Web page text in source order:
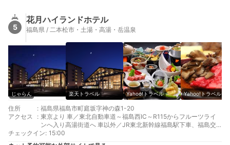
5
花月ハイランドホテル
福島県 / 二本松市・土湯・高湯・岳温泉
じゃらん 楽天トラベル Yahoo!トラベル Yahoo!トラベル
住所 : 福島県福島市町庭坂字神の森1-20
アクセス
: 東京より 車／東北自動車道～福島西IC～R115からフルーツライ
ンへ入り高湯街道へ 車以外／JR東北新幹線福島駅下車、福島交
通高湯温泉行きバス30分
最寄り駅１ 福島
チェックイン: 15:00